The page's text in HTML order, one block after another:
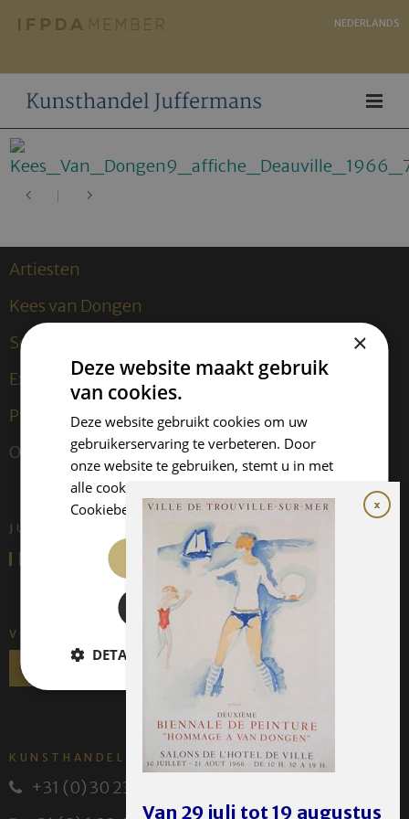
NEDERLANDS
Artiesten
Kees van Dongen
Sculpturen
Exposities
Publicaties
Over ons
JUFFERMANS FINE ART IS:
VOLG ONS
KUNSTHANDEL JUFFERMANS
+31 (0) 30 231 14 63
Van 29 juli tot 19 augustus
×
Deze website maakt gebruik
van cookies.
Deze website gebruikt cookies om uw
gebruikerservaring te verbeteren. Door
onze website te gebruiken, stemt u in met
alle cookies in overeenstemming met ons
Cookiebeleid.Lees verder
ALLES ACCEPTEREN
ALLES AFWIJZEN
DETAILS WEERGEVEN